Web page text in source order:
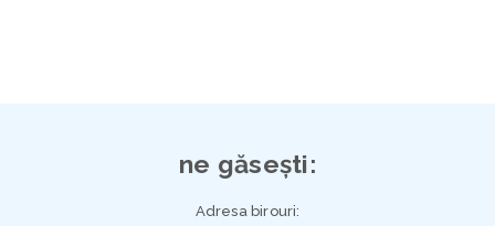
ne găsești:
Adresa birouri: